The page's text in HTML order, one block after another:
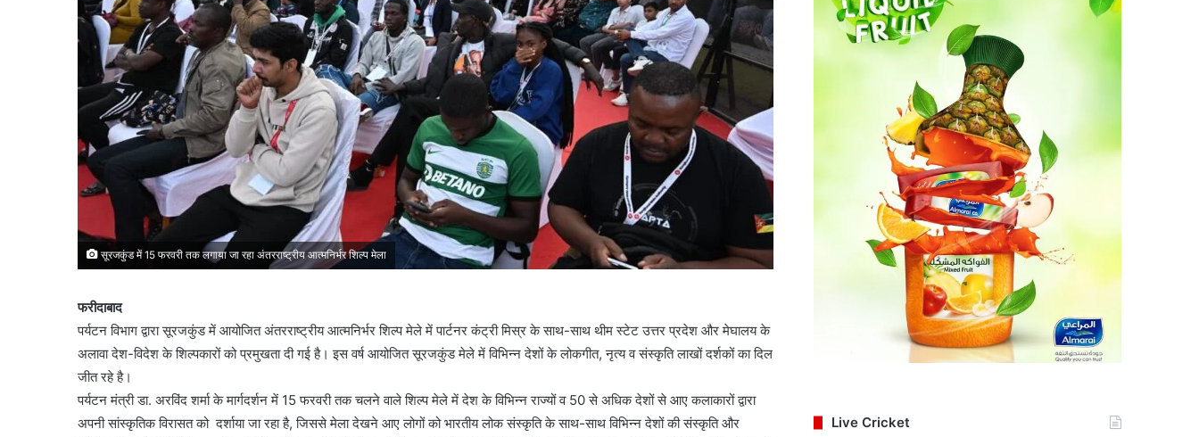
सूरजकुंड में 15 फरवरी तक लगाया जा रहा अंतरराष्ट्रीय आत्मनिर्भर शिल्प मेला
फरीदाबाद
पर्यटन विभाग द्वारा सूरजकुंड में आयोजित अंतरराष्ट्रीय आत्मनिर्भर शिल्प मेले में पार्टनर कंट्री मिस्र के साथ-साथ थीम स्टेट उत्तर प्रदेश और मेघालय के
अलावा देश-विदेश के शिल्पकारों को प्रमुखता दी गई है। इस वर्ष आयोजित सूरजकुंड मेले में विभिन्न देशों के लोकगीत, नृत्य व संस्कृति लाखों दर्शकों का दिल
जीत रहे है।
पर्यटन मंत्री डा. अरविंद शर्मा के मार्गदर्शन में 15 फरवरी तक चलने वाले शिल्प मेले में देश के विभिन्न राज्यों व 50 से अधिक देशों से आए कलाकारों द्वारा
अपनी सांस्कृतिक विरासत को दर्शाया जा रहा है, जिससे मेला देखने आए लोगों को भारतीय लोक संस्कृति के साथ-साथ विभिन्न देशों की संस्कृति और
Live Cricket